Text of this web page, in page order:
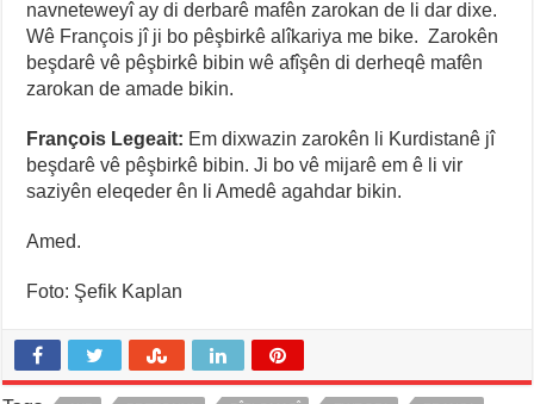
navneteweyî ay di derbarê mafên zarokan de li dar dixe.
Wê François jî ji bo pêşbirkê alîkariya me bike. Zarokên
beşdarê vê pêşbirkê bibin wê afîşên di derheqê mafên
zarokan de amade bikin.
François Legeait: Em dixwazin zarokên li Kurdistanê jî
beşdarê vê pêşbirkê bibin. Ji bo vê mijarê em ê li vir
saziyên eleqeder ên li Amedê agahdar bikin.
Amed.
Foto: Şefik Kaplan